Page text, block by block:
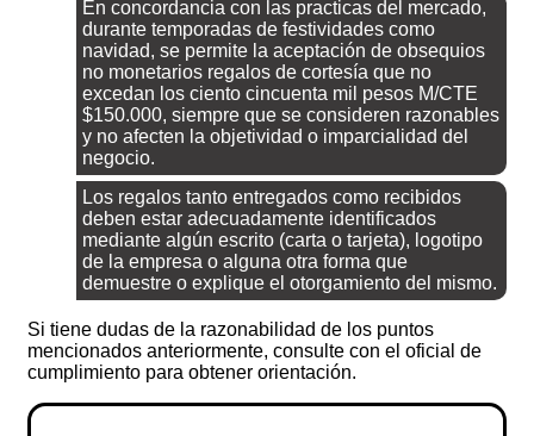
En concordancia con las practicas del mercado,
durante temporadas de festividades como
navidad, se permite la aceptación de obsequios
no monetarios regalos de cortesía que no
excedan los ciento cincuenta mil pesos M/CTE
$150.000, siempre que se consideren razonables
y no afecten la objetividad o imparcialidad del
negocio.
Los regalos tanto entregados como recibidos
deben estar adecuadamente identificados
mediante algún escrito (carta o tarjeta), logotipo
de la empresa o alguna otra forma que
demuestre o explique el otorgamiento del mismo.
Si tiene dudas de la razonabilidad de los puntos
mencionados anteriormente, consulte con el oficial de
cumplimiento para obtener orientación.